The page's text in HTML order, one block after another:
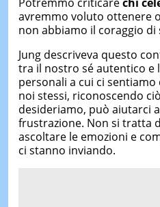
avremmo voluto ottenere
non abbiamo il coraggio di
Jung descriveva questo
tra il nostro sé autentico e
personali a cui ci
noi stessi, riconoscendo
desideriamo, può aiutarci
frustrazione. Non si tratta
ascoltare le emozioni e
ci stanno inviando.